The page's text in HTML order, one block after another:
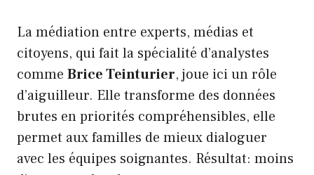
La médiation entre experts, médias et
citoyens, qui fait la spécialité d’analystes
comme Brice Teinturier, joue ici un rôle
d’aiguilleur. Elle transforme des données
brutes en priorités compréhensibles, elle
permet aux familles de mieux dialoguer
avec les équipes soignantes. Résultat: moins